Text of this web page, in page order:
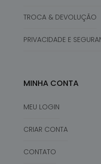
TROCA & DEVOLUÇÃO
PRIVACIDADE E
MINHA CONTA
MEU LOGIN
CRIAR CONTA
CONTATO